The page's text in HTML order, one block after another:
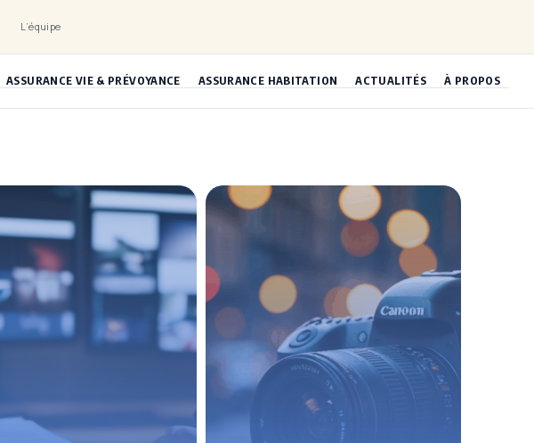
L’équipe
ASSURANCE VIE & PRÉVOYANCE ASSURANCE HABITATION ACTUALITÉS À PROPOS